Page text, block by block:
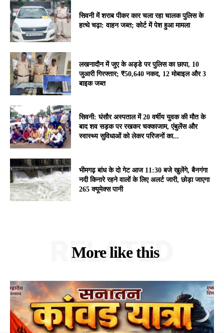
सिवनी में शराब पीकर कार चला रहा चालक पुलिस के
हत्थे चढ़ा: वाहन जब्त; कोर्ट में पेश हुआ मामला
लखनादौन में जुए के अड्डे पर पुलिस का छापा, 10
जुआरी गिरफ्तार; ₹50,640 नकद, 12 मोबाइल और 3
बाइक जब्त
सिवनी: घंसौर अस्पताल में 20 वर्षीय युवक की मौत के
बाद शव सड़क पर रखकर चक्काजाम, एंबुलेंस और
स्वास्थ्य सुविधाओं को लेकर परिजनों का...
भीमगढ़ बांध के दो गेट आज 11:30 बजे खुलेंगे, बैनगंगा
नदी किनारे रहने वालों के लिए अलर्ट जारी, छोड़ा जाएगा
265 क्यूमेक्स पानी
More like this
RELATED